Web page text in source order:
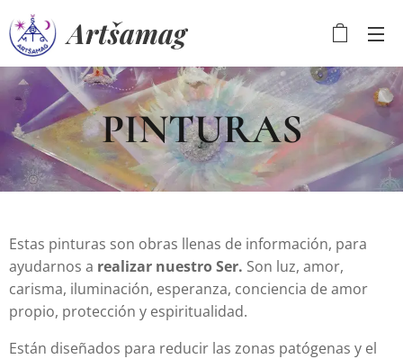
Artšamag
PINTURAS
Estas pinturas son obras llenas de información, para
ayudarnos a realizar nuestro Ser. Son luz, amor,
carisma, iluminación, esperanza, conciencia de amor
propio, protección y espiritualidad.
Están diseñados para reducir las zonas patógenas y el